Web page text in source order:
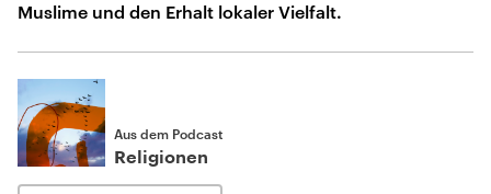
Muslime und den Erhalt lokaler Vielfalt.
Aus dem Podcast
Religionen